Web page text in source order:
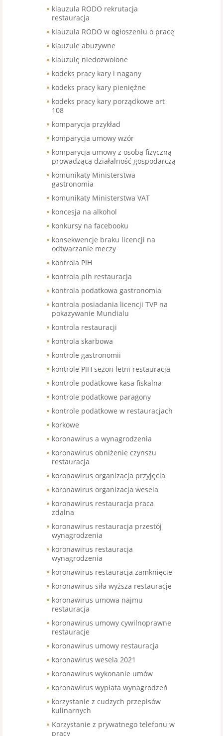
klauzula RODO rekrutacja
restauracja
klauzula RODO w ogłoszeniu o pracę
klauzule abuzywne
klauzulę niedozwolone
kodeks pracy kary i nagany
kodeks pracy kary pieniężne
kodeks pracy kary porządkowe art
108
komparycja przykład
komparycja umowy wzór
komparycja umowy z osobą fizyczną
prowadzącą działalność gospodarczą
komunikaty Ministerstwa
gastronomia
komunikaty Ministerstwa VAT
koncesja na alkohol
konkursy na facebooku
konsekwencje braku licencji na
odtwarzanie meczy
kontrola PIH
kontrola pih restauracja
kontrola podatkowa gastronomia
kontrola posiadania licencji TVP na
pokazywanie Mundialu
kontrola restauracji
kontrola skarbowa
kontrole gastronomii
kontrole PIH sezon letni restauracja
kontrole podatkowe kasa fiskalna
kontrole podatkowe paragony
kontrole podatkowe w restauracjach
korkowe
koronawirus a wynagrodzenia
koronawirus obniżenie czynszu
restauracja
koronawirus organizacja przyjęcia
koronawirus organizacja wesela
koronawirus restauracja praca
zdalna
koronawirus restauracja przestój
wynagrodzenia
koronawirus restauracja
wynagrodzenia
koronawirus restauracja zamknięcie
koronawirus siła wyższa restauracje
koronawirus umowa najmu
restauracja
koronawirus umowy cywilnoprawne
restauracje
koronawirus umowy restauracja
koronawirus wesela 2021
koronawirus wykonanie umów
koronawirus wypłata wynagrodzeń
korzystanie z cudzych przepisów
kulinarnych
Korzystanie z prywatnego telefonu w
pracy